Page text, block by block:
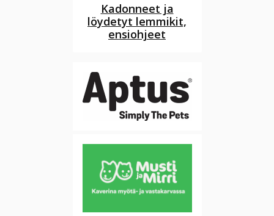
Kadonneet ja
löydetyt lemmikit,
ensiohjeet